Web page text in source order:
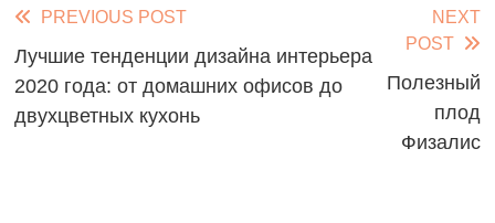
Read
more
articles
PREVIOUS POST
Лучшие тенденции дизайна интерьера
2020 года: от домашних офисов до
двухцветных кухонь
NEXT
POST
Полезный
плод
Физалис